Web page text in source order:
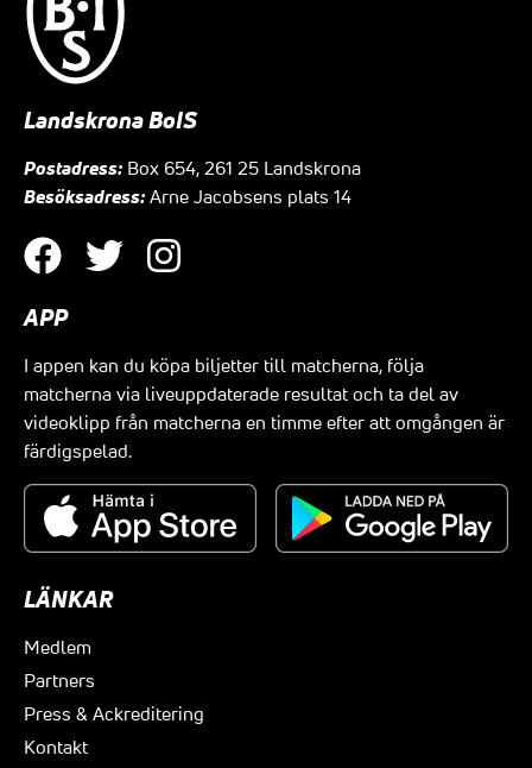
Landskrona BoIS
Postadress: Box 654, 261 25 Landskrona
Besöksadress: Arne Jacobsens plats 14
APP
I appen kan du köpa biljetter till matcherna, följa
matcherna via liveuppdaterade resultat och ta del av
videoklipp från matcherna en timme efter att omgången är
färdigspelad.
LÄNKAR
Medlem
Partners
Press & Ackreditering
Kontakt